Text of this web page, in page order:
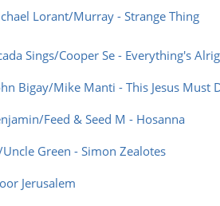
Lorant/Murray - Strange Thing
Sings/Cooper Se - Everything's
Bigay/Mike Manti - This Jesus Must
Feed & Seed M - Hosanna
Green - Simon Zealotes
Jerusalem